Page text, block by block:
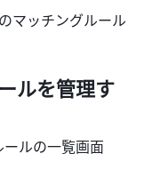
マッチングルール
ルを管理す
ルの一覧画面